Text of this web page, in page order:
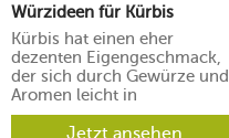
Würzideen für Kürbis
Kürbis hat einen eher
dezenten Eigengeschmack,
der sich durch Gewürze und
Aromen leicht in
verschiedene Richtungen
lenken lässt.Jetzt ansehen